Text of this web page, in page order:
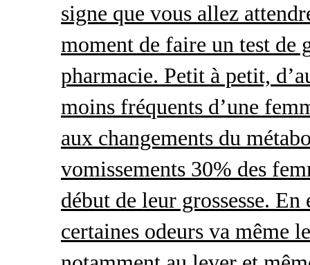
signe que vous allez
moment de faire un test de
pharmacie. Petit à petit,
moins fréquents d’une
aux changements du
vomissements 30% des
début de leur grossesse.
certaines odeurs va même